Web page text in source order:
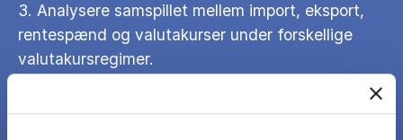
3. Analysere samspillet mellem import, eksport,
rentespænd og valutakurser under forskellige
valutakursregimer.
4. Redegøre for effekten af samt fordele og